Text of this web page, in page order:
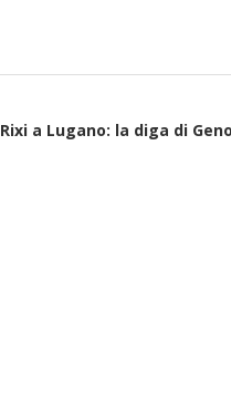
Rixi a Lugano: la diga di